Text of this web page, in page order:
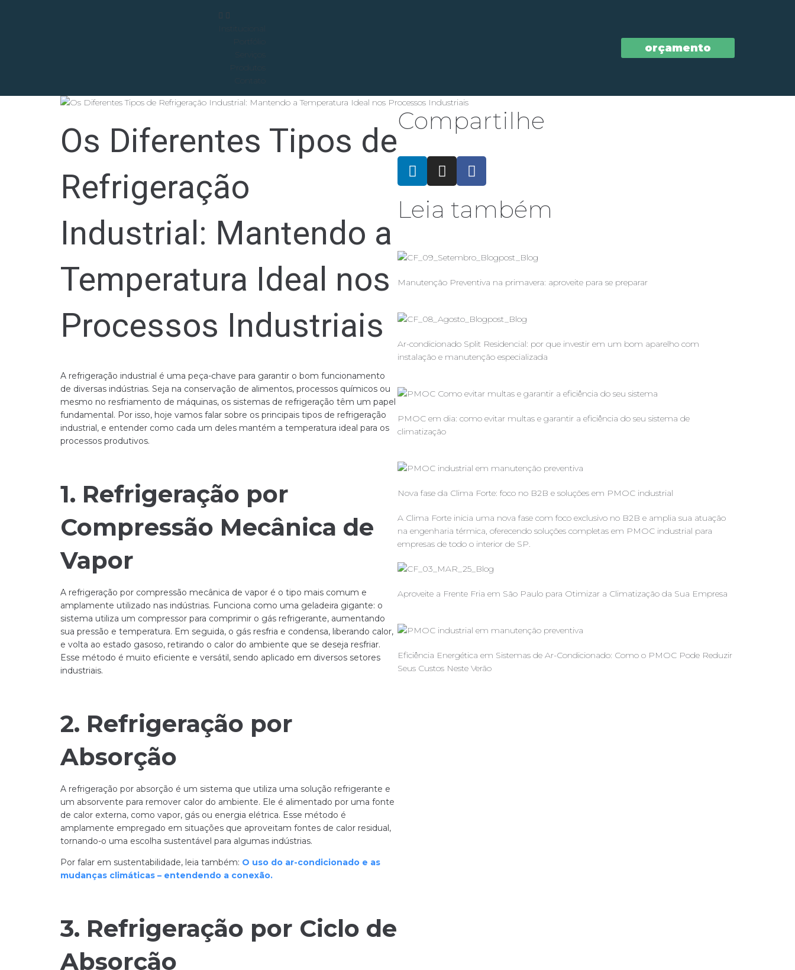
Institucional
Portfólio
Produtos
Contato
orçamento
Os Diferentes Tipos de
Refrigeração
Industrial: Mantendo a
Temperatura Ideal nos
Processos Industriais
A refrigeração industrial é uma peça-chave para garantir o bom funcionamento
de diversas indústrias. Seja na conservação de alimentos, processos químicos ou
mesmo no resfriamento de máquinas, os sistemas de refrigeração têm um papel
fundamental. Por isso, hoje vamos falar sobre os principais tipos de refrigeração
industrial, e entender como cada um deles mantém a temperatura ideal para os
processos produtivos.
1. Refrigeração por
Compressão Mecânica de
Vapor
A refrigeração por compressão mecânica de vapor é o tipo mais comum e
amplamente utilizado nas indústrias. Funciona como uma geladeira gigante: o
sistema utiliza um compressor para comprimir o gás refrigerante, aumentando
sua pressão e temperatura. Em seguida, o gás resfria e condensa, liberando calor,
e volta ao estado gasoso, retirando o calor do ambiente que se deseja resfriar.
Esse método é muito eficiente e versátil, sendo aplicado em diversos setores
industriais.
2. Refrigeração por
Absorção
A refrigeração por absorção é um sistema que utiliza uma solução refrigerante e
um absorvente para remover calor do ambiente. Ele é alimentado por uma fonte
de calor externa, como vapor, gás ou energia elétrica. Esse método é
amplamente empregado em situações que aproveitam fontes de calor residual,
tornando-o uma escolha sustentável para algumas indústrias.
Por falar em sustentabilidade, leia também: O uso do ar-condicionado e as
mudanças climáticas – entendendo a conexão.
3. Refrigeração por Ciclo de
Absorção
Compartilhe
Leia também
Manutenção Preventiva na primavera: aproveite para se preparar
Ar-condicionado Split Residencial: por que investir em um bom aparelho com
instalação e manutenção especializada
PMOC em dia: como evitar multas e garantir a eficiência do seu sistema de
climatização
Nova fase da Clima Forte: foco no B2B e soluções em PMOC industrial
A Clima Forte inicia uma nova fase com foco exclusivo no B2B e amplia sua atuação
na engenharia térmica, oferecendo soluções completas em PMOC industrial para
empresas de todo o interior de SP.
Aproveite a Frente Fria em São Paulo para Otimizar a Climatização da Sua Empresa
Eficiência Energética em Sistemas de Ar-Condicionado: Como o PMOC Pode Reduzir
Seus Custos Neste Verão